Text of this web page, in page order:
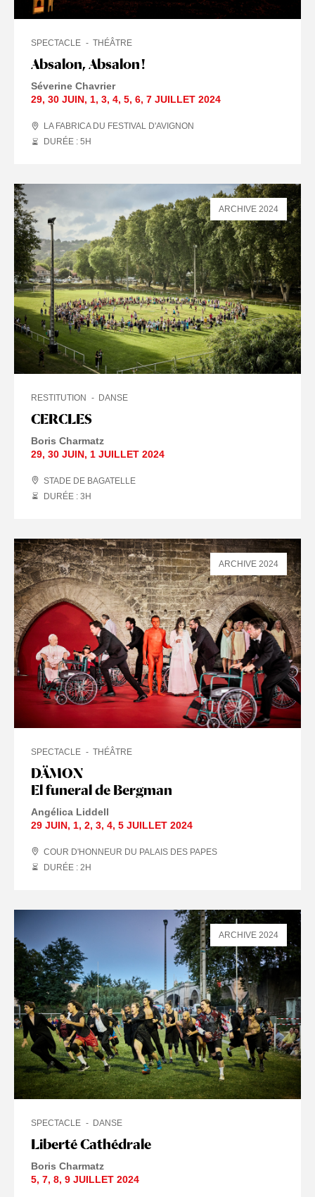
Absalon, Absalon !
SPECTACLE THÉÂTRE
Séverine Chavrier
29, 30 JUIN, 1, 3, 4, 5, 6, 7 JUILLET 2024
LA FABRICA DU FESTIVAL D'AVIGNON
DURÉE : 5 H
CERCLES
RESTITUTION DANSE
Boris Charmatz
29, 30 JUIN, 1 JUILLET 2024
STADE DE BAGATELLE
DURÉE : 3H
ARCHIVE 2024
DÄMON
El funeral de Bergman
SPECTACLE THÉÂTRE
Angélica Liddell
29 JUIN, 1, 2, 3, 4, 5 JUILLET 2024
COUR D'HONNEUR DU PALAIS DES PAPES
DURÉE : 2H
ARCHIVE 2024
Liberté Cathédrale
SPECTACLE DANSE
Boris Charmatz
5, 7, 8, 9 JUILLET 2024
ARCHIVE 2024